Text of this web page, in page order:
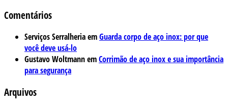
Comentários
Serviços SerralheriaemGuarda corpo de aço inox: por que
você deve usá-lo
Gustavo WoltmannemCorrimão de aço inox e sua importância
para segurança
Arquivos